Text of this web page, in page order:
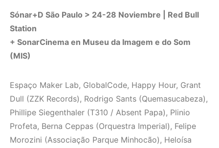
Sónar+D São Paulo > 24-28 Noviembre | Red Bull
Station
+ SonarCinema en Museu da Imagem e do Som
(MIS)
Espaço Maker Lab, GlobalCode, Happy Hour, Grant
Dull (ZZK Records), Rodrigo Sants (Quemasucabeza),
Phillipe Siegenthaler (T310 / Absent Papa), Plinio
Profeta, Berna Ceppas (Orquestra Imperial), Felipe
Morozini (Associação Parque Minhocão), Heloísa